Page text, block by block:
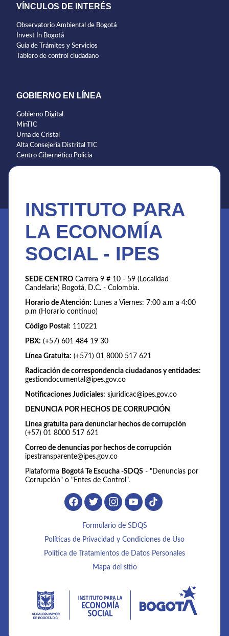
VÍNCULOS DE INTERÉS
Observatorio Ambiental de Bogotá
Invest In Bogotá
Guía de Trámites y Servicios
Tablero de control ciudadano
GOBIERNO EN LÍNEA
Gobierno Digital
MinTIC
Urna de Cristal
Alta Consejería Distrital TIC
Centro Cibernético Policia
INSTITUTO PARA
LA ECONOMÍA
SOCIAL - IPES
SEDE CENTRO Carrera 9 # 10 - 59 (Localidad
Candelaria) Bogotá, D.C. - Colombia.
Horario de Atención: Lunes a Viernes: 7:00 a.m a 4:00
p.m (Horario continuo)
Código Postal: 110221
PBX: (+57) 601 484 19 30
Línea Gratuita: (+571) 01 8000 517 621
Radicación de correspondencia ciudadanos y entidades:
gestiondocumental@ipes.gov.co
Notificaciones Judiciales: sjuridicac@ipes.gov.co
DENUNCIA POR HECHOS DE CORRUPCIÓN
Línea gratuita para denunciar hechos de corrupción
(+57) 01 8000 517 621
Correo de denuncias por hechos de corrupción
ipestransparente@ipes.gov.co
Plataforma Bogotá Te Escucha -SDQS - "Denuncias por
Corrupción" o "Entes de Control".
Formulario de SDQS
Políticas de Privacidad y Condiciones de Uso
Política de Tratamientos de Datos Personales
Mapa del sitio